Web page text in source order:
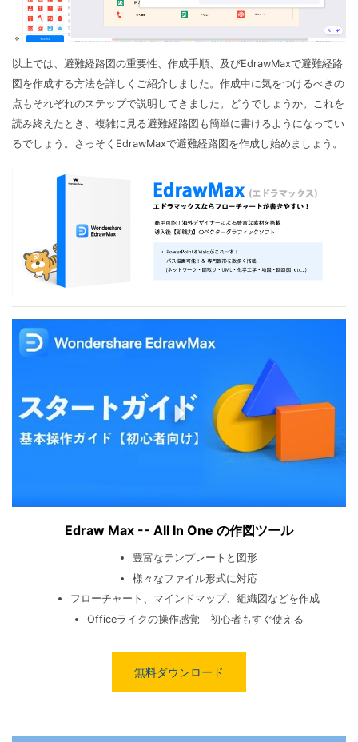
以上では、避難経路図の重要性、作成手順、及びEdrawMaxで避難経路
図を作成する方法を詳しくご紹介しました。作成中に気をつけるべきの
点もそれぞれのステップで説明してきました。どうでしょうか。これを
読み終えたとき、複雑に見る避難経路図も簡単に書けるようになってい
るでしょう。さっそくEdrawMaxで避難経路図を作成し始めましょう。
Edraw Max -- All In One の作図ツール
豊富なテンプレートと図形
様々なファイル形式に対応
フローチャート、マインドマップ、組織図などを作成
Officeライクの操作感覚 初心者もすぐ使える
無料ダウンロード